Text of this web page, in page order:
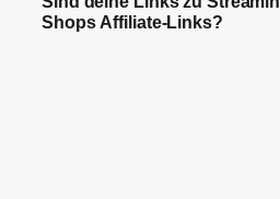
Shops Affiliate-Links?